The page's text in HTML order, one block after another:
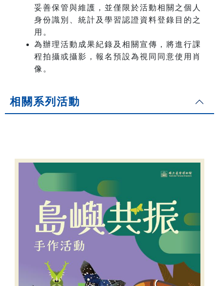
妥善保管與維護，並僅限於活動相關之個人
身份識別、統計及學習認證資料登錄目的之
用。
為辦理活動成果紀錄及相關宣傳，將進行課
程拍攝或攝影，報名預設為視同同意使用肖
像。
相關系列活動